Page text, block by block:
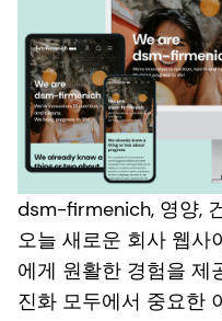
dsm-firmenich, 영양,
오늘 새로운 회사 웹사
에게 원활한 경험을 제
진화 모두에서 중요한